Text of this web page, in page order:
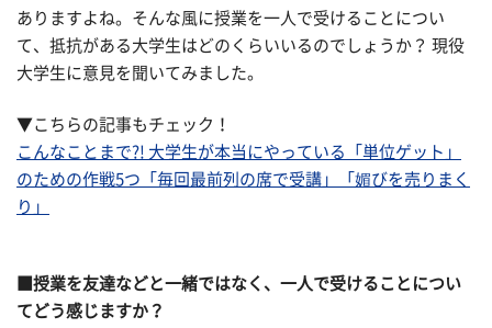
ありますよね。そんな風に授業を一人で受けることについ
て、抵抗がある大学生はどのくらいいるのでしょうか？ 現役
大学生に意見を聞いてみました。
▼こちらの記事もチェック！
こんなことまで?! 大学生が本当にやっている「単位ゲット」
のための作戦5つ「毎回最前列の席で受講」「媚びを売りまく
り」
■授業を友達などと一緒ではなく、一人で受けることについ
てどう感じますか？